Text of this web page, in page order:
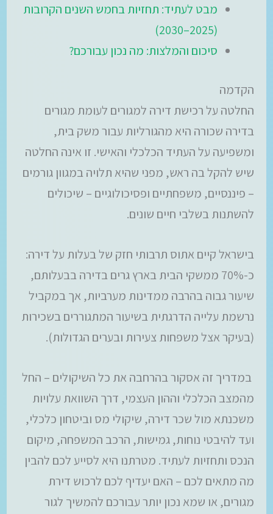
מבט לעתיד: תחזיות בחמש השנים הקרובות
(2025–2030)
סיכום והמלצות: מה נכון עבורכם?
הקדמה
החלטה על רכישת דירה למגורים לעומת מגורים
בדירה שכורה היא מהגורליות עבור משק בית,
ומשפיעה על העתיד הכלכלי והאישי. זו אינה החלטה
שיש להקל בה ראש, מפני שהיא תלויה במגוון גורמים
– פיננסיים, משפחתיים ופסיכולוגיים – שיכולים
להשתנות בשלבי חיים שונים.
בישראל קיים אתוס תרבותי חזק של בעלות על דירה:
כ-70% ממשקי הבית בארץ גרים בדירה בבעלותם,
שיעור גבוה בהרבה ממדינות מערביות, אך במקביל
נרשמת עלייה הדרגתית בשיעור המתגוררים בשכירות
(בעיקר אצל משפחות צעירות ובערים הגדולות).
במדריך זה אסקור בהרחבה את כל השיקולים – החל
מהמצב הכלכלי וההון העצמי, דרך השוואת עלויות
משכנתא מול שכר דירה, שיקולי מס וביטחון כלכלי,
ועד להיבטי נוחות, גמישות, הרכב המשפחה, מיקום
הנכס ותחזיות לעתיד. מטרתנו היא לסייע לכם להבין
מה מתאים לכם – האם יעדיף לכם לרכוש דירת
מגורים, או שמא נכון יותר עבורכם להמשיך לגור